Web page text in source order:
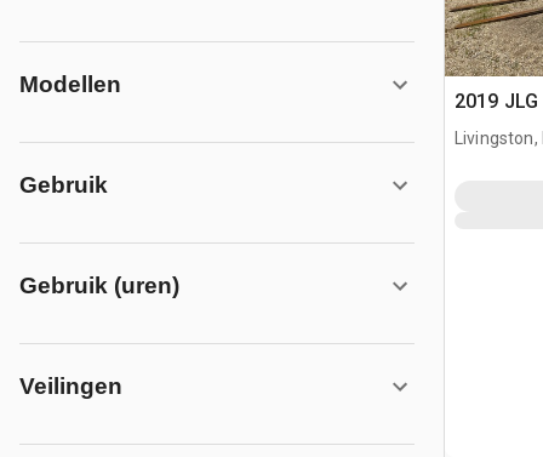
Modellen
Gebruik
Gebruik (uren)
Veilingen
2019
Livingston,